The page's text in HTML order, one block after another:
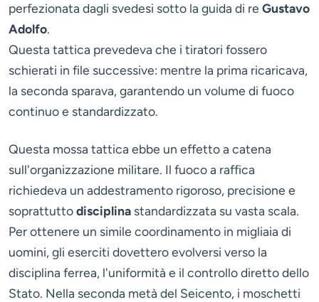
perfezionata dagli svedesi sotto la guida di re Gustavo
Adolfo.
Questa tattica prevedeva che i tiratori fossero
schierati in file successive: mentre la prima ricaricava,
la seconda sparava, garantendo un volume di fuoco
continuo e standardizzato.
Questa mossa tattica ebbe un effetto a catena
sull'organizzazione militare. Il fuoco a raffica
richiedeva un addestramento rigoroso, precisione e
soprattuttodisciplina standardizzata su vasta scala.
Per ottenere un simile coordinamento in migliaia di
uomini, gli eserciti dovettero evolversi verso la
disciplina ferrea, l'uniformità e il controllo diretto dello
Stato. Nella seconda metà del Seicento, i moschetti